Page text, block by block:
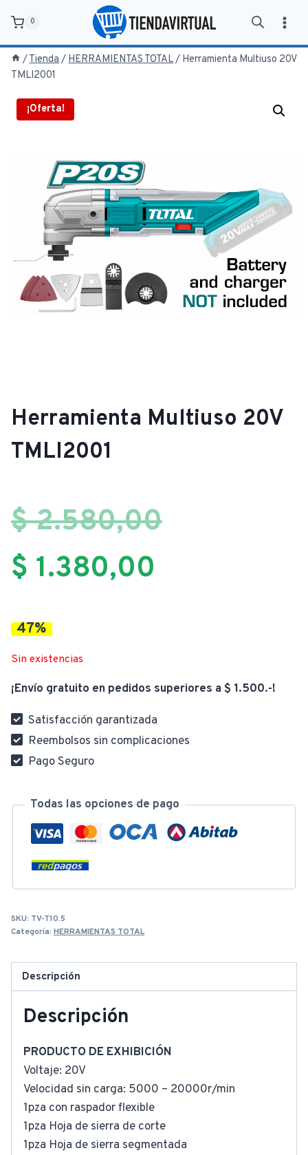
contenido
0
/Tienda / HERRAMIENTAS TOTAL/ Herramienta Multiuso 20V
TMLI2001
¡Oferta!
Herramienta Multiuso 20V
TMLI2001
$2.580,00El
$ 1.380,00
es:
$ 1.380,00.
47%
Sin existencias
¡Envío gratuito en pedidos superiores a $ 1.500.-!
Satisfacción garantizada
Reembolsos sin complicaciones
Pago Seguro
Todas las opciones de pago
SKU: TV-T10.5
Categoría: HERRAMIENTAS TOTAL
Descripción
Descripción
PRODUCTO DE EXHIBICIÓN
Voltaje: 20V
Velocidad sin carga: 5000 – 20000r/min
1pza con raspador flexible
1pza Hoja de sierra de corte
1pza Hoja de sierra segmentada